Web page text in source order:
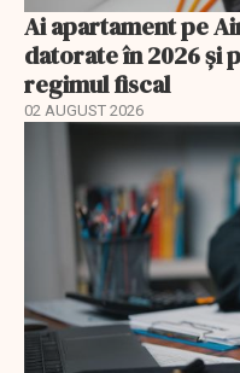
Ai apartament pe
datorate în 2026 și
regimul fiscal
02 AUGUST 2026